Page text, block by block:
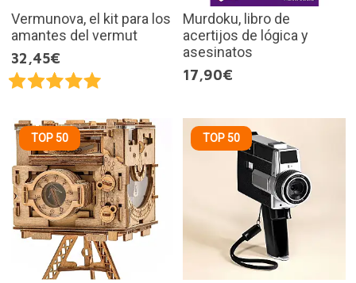
Vermunova, el kit para los
amantes del vermut
32,45€
Murdoku, libro de
acertijos de lógica y
asesinatos
17,90€
TOP 50 TOP 50